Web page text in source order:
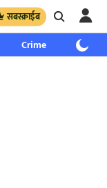
सबस्क्राईब
Crime साप्ताहिक